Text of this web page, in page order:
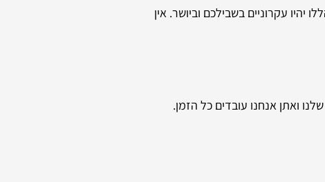
עקרוניים בשבילכם וביושר. אין
ואתן אנחנו עובדים כל הזמן.